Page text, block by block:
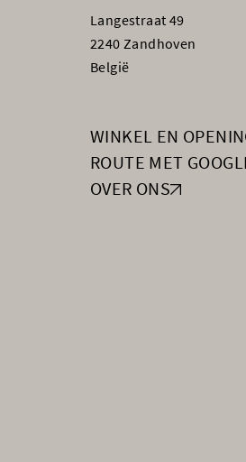
Langestraat 49
2240 Zandhoven
België
WINKEL EN
ROUTE MET
OVER ONS